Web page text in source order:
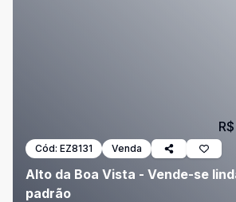
Cód: EZ8131 Venda
Alto da Boa Vista - Vende-se
padrão